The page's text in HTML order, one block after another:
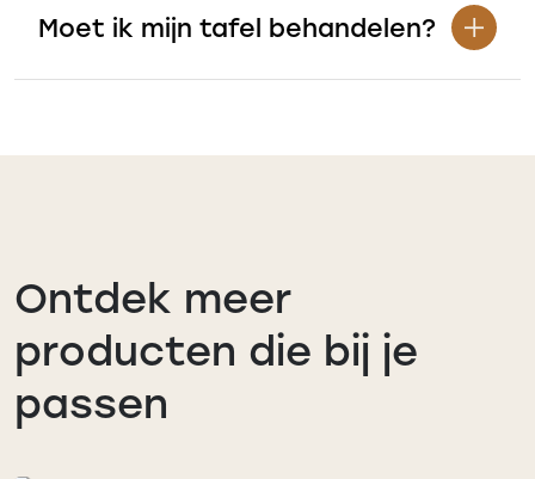
Moet ik mijn tafel behandelen?
Ontdek meer
producten die bij je
passen